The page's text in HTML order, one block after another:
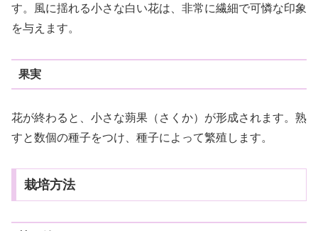
す。風に揺れる小さな白い花は、非常に繊細で可憐な印象
を与えます。
果実
花が終わると、小さな蒴果（さくか）が形成されます。熟
すと数個の種子をつけ、種子によって繁殖します。
栽培方法